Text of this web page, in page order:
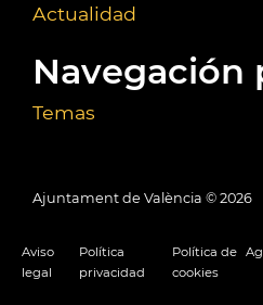
Actualidad
Navegación
Temas
Ajuntament de València © 2026
Aviso
legal
Política
privacidad
Política de
cookies